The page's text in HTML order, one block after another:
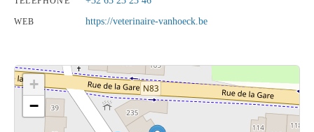
WEB https://veterinaire-vanhoeck.be
Cliquez sur le bouton pour afficher la carte.
+
−